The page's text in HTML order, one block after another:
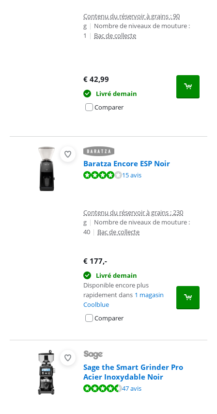
Contenu du réservoir à grains : 90
g | Nombre de niveaux de mouture :
1 | Bac de collecte
€ 42,99
Livré demain
Comparer
Baratza Encore ESP Noir
La note est de 8,2 sur 10, basée sur 15 avis.15 avis
Contenu du réservoir à grains : 230
g | Nombre de niveaux de mouture :
40 | Bac de collecte
€ 177,-
Livré demain
Disponible encore plus
rapidement dans 1 magasin
Coolblue
Comparer
Sage the Smart Grinder Pro
Acier Inoxydable Noir
La note est de 9,0 sur 10, basée sur 47 avis.47 avis